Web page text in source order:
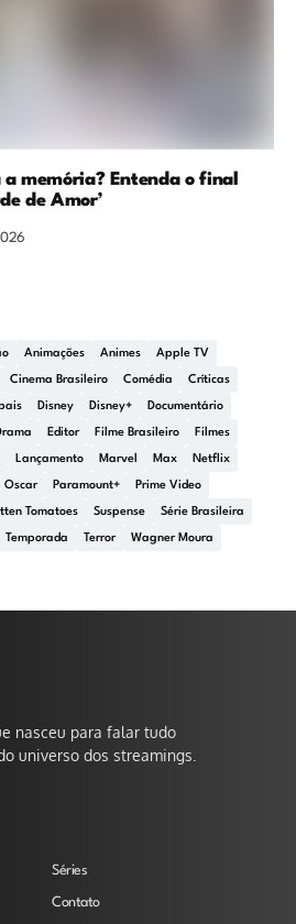
memória? Entenda o final
de Amor’
Animações Animes Apple TV
Cinema Brasileiro Comédia Críticas
Disney Disney+ Documentário
Editor Filme Brasileiro Filmes
Lançamento Marvel Max Netflix
Oscar Paramount+ Prime Video
Tomatoes Suspense Série Brasileira
Temporada Terror Wagner Moura
nasceu para falar tudo
universo dos streamings.
Séries
Contato